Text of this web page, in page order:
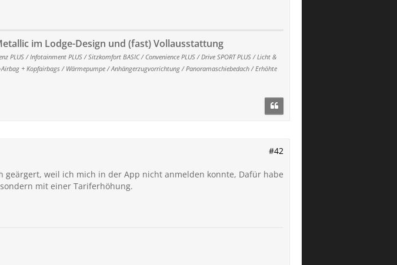
im Lodge-Design und (fast) Vollausstattung
/ Infotainment PLUS / Sitzkomfort BASIC / Convenience PLUS / Drive SPORT PLUS / Licht &
+ Kopfairbags / Wärmepumpe / Anhängerzugvorrichtung / Panoramaschiebedach / Erhöhte
#42
weil ich mich in der App nicht anmelden konnte, Dafür habe
mit einer Tariferhöhung.